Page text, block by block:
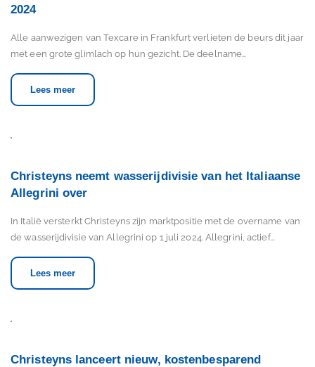
2024
Alle aanwezigen van Texcare in Frankfurt verlieten de beurs dit jaar
met een grote glimlach op hun gezicht. De deelname…
Lees meer
Christeyns neemt wasserijdivisie van het Italiaanse
Allegrini over
In Italië versterkt Christeyns zijn marktpositie met de overname van
de wasserijdivisie van Allegrini op 1 juli 2024. Allegrini, actief…
Lees meer
Christeyns lanceert nieuw, kostenbesparend